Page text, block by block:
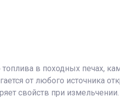
в походных печах,
от любого источника
свойств при